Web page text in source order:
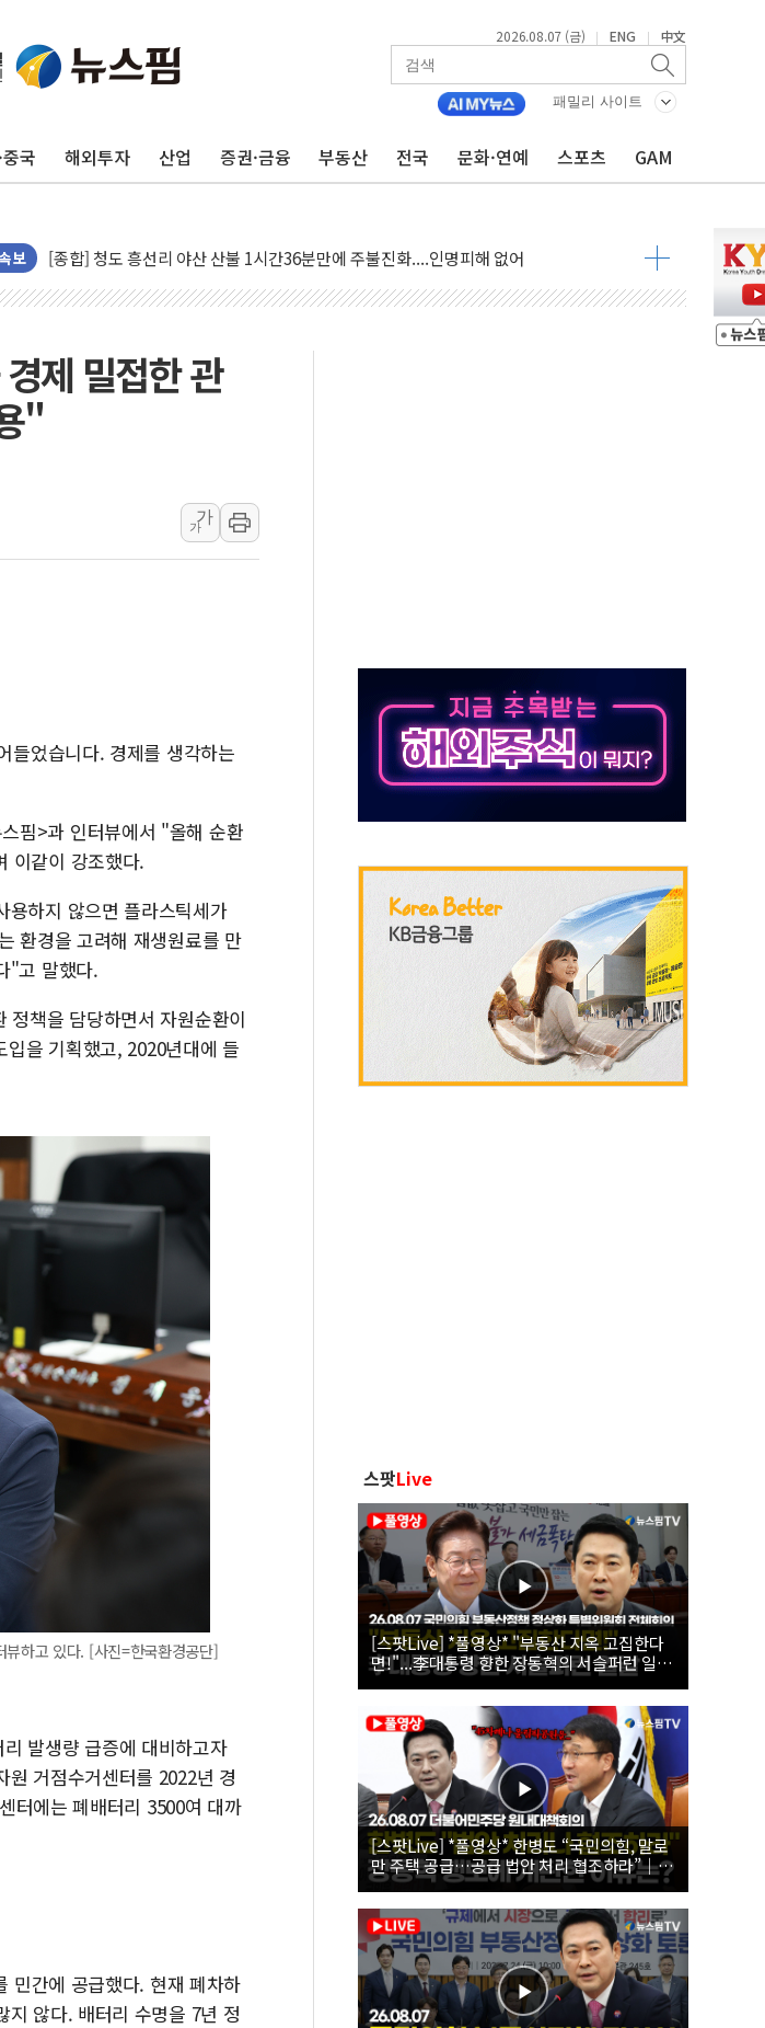
2026.08.07 (금) | ENG | 中文
패밀리 사이트
국 해외투자 산업 증권·금융 부동산 전국 문화·연예 스포츠 GAM
보
캠코, 5918억원 규모 압류재산 1506건 공매
[시승기] 공간·승차감 잡은 볼보 EX90…'올 터치'는 호불호
한미 법카 제보자 "신동국과 무관…자료는 전·현직 직원으로부터 확보"
라인게임즈, '콰이어트' 테스트 참가자 3만 명 돌파
네이버, AI 브리핑 도입 후 블로그 창작자 지원 규모 2배 확대
SKT, '8월 월간 럭키 페스타' 실시...휴대폰 결제 최대 6000원 할인
원주시, 첨단의료복합단지 지정 준비 본격화…'AI 데이터 기반 메디테크 혁신허브' 구상
삼척시, 무건리 이끼폭포 생태탐방로 출입 통제
NH농협은행, 모두투어 제휴 여행적금 완판
민병덕 "오늘 67개 점포 영업 재개...장바구니에 홈플러스 담아달라" 호소
제 밀접한 관
"
가
가
들었습니다. 경제를 생각하는
핌>과 인터뷰에서 "올해 순환
이같이 강조했다.
하지 않으면 플라스틱세가
환경을 고려해 재생원료를 만
"고 말했다.
정책을 담당하면서 자원순환이
을 기획했고, 2020년대에 들
하고 있다. [사진=한국환경공단]
발생량 급증에 대비하고자
원 거점수거센터를 2022년 경
터에는 폐배터리 3500여 대까
민간에 공급했다. 현재 폐차하
지 않다. 배터리 수명을 7년 정
스팟Live
[스팟Live] *풀영상* "부동산 지옥 고집한다
면!"...李대통령 향한 장동혁의 서슬퍼런 일갈
| 26.08.07 국민의힘 부동산정책 정상화 특별
위원회 전체회의
[스팟Live] *풀영상* 한병도 “국민의힘, 말로
만 주택 공급…공급 법안 처리 협조하라”｜
26.08.07 더불어민주당 원내대책회의